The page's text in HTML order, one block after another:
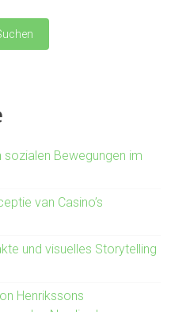
sozialen Bewegungen im
van Casino’s
und visuelles Storytelling
Henrikssons